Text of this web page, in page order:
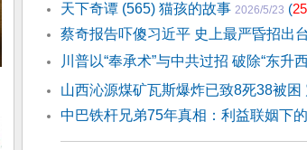
天下奇谭 (565) 猫孩的故事 2026/5/23 (
蔡奇报告吓傻习近平 史上最严昏招出台
川普以“奉承术”与中共过招 破除“东升
山西沁源煤矿瓦斯爆炸已致8死38被困
中巴铁杆兄弟75年真相：利益联姻下